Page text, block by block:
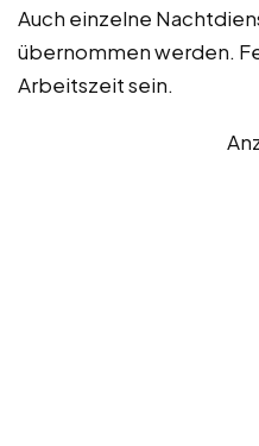
Auch einzelne
übernommen werden.
Arbeitszeit sein.